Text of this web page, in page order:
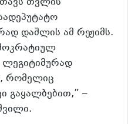
დაშლის ამ რეჟიმს.
ლეგიტიმურად
რომელიც
გაყალბებით,” –